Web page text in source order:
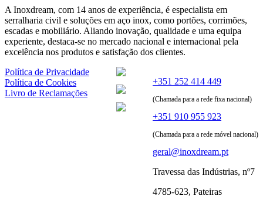
A Inoxdream, com 14 anos de experiência, é especialista em
serralharia civil e soluções em aço inox, como portões, corrimões,
escadas e mobiliário. Aliando inovação, qualidade e uma equipa
experiente, destaca-se no mercado nacional e internacional pela
excelência nos produtos e satisfação dos clientes.
Política de Privacidade
Política de Cookies
Livro de Reclamações
+351 252 414 449
(Chamada para a rede fixa nacional)
+351 910 955 923
(Chamada para a rede móvel nacional)
geral@inoxdream.pt
Travessa das Indústrias, nº7
4785-623, Pateiras